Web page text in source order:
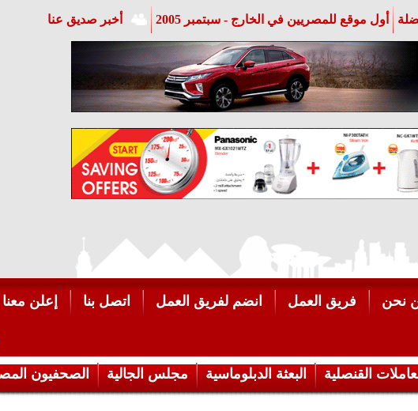
أول موقع للمصريين في الخارج - سبتمبر 2005 أخبر صديق عنا
نحن فريق العمل انضم لفريق العمل اتصل بنا إعلن معنا
القنصلية البعثة الدبلوماسية مجلس الجالية
الصحفيون